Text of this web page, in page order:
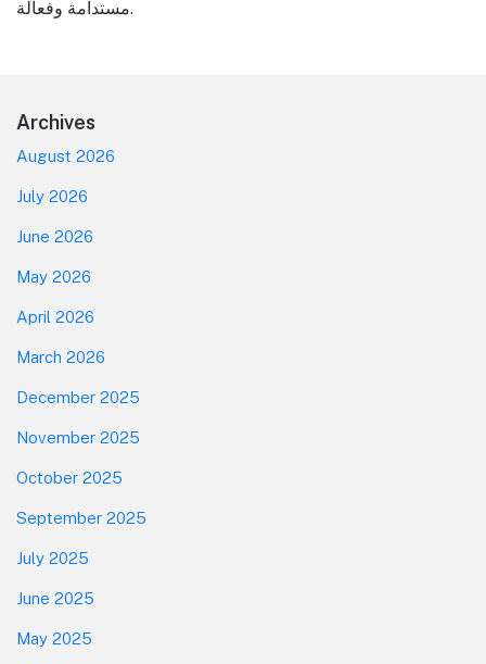
مستدامة وفعالة.
Footer
Archives
August 2026
July 2026
June 2026
May 2026
April 2026
March 2026
December 2025
November 2025
October 2025
September 2025
July 2025
June 2025
May 2025